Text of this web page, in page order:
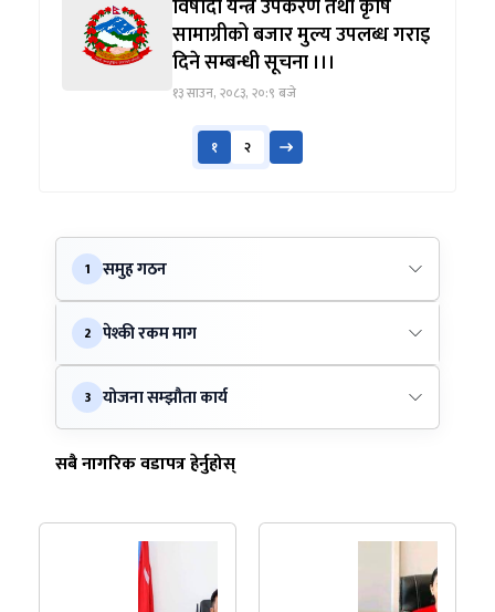
विषादी यन्त्र उपकरण तथा कृषि
सामाग्रीको बजार मुल्य उपलब्ध गराइ
दिने सम्बन्धी सूचना ।।।
१३ साउन, २०८३, २०:९ बजे
१ २
1 समुह गठन
2 पेश्की रकम माग
3 योजना सम्झौता कार्य
सबै नागरिक वडापत्र हेर्नुहोस्